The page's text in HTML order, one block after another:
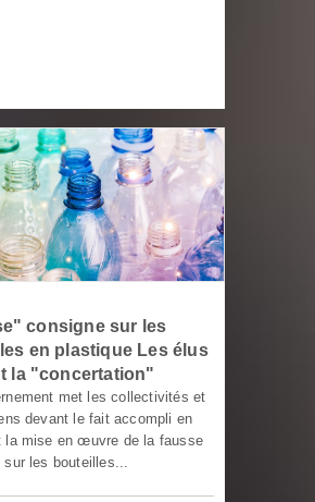
consigne sur les
en plastique Les élus
la "concertation"
met les collectivités et
devant le fait accompli en
la mise en œuvre de la fausse
sur les bouteilles...